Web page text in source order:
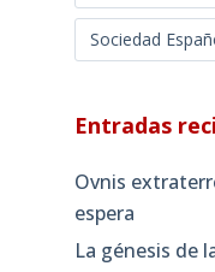
Sociedad
Entradas
Ovnis
espera
La génesis de